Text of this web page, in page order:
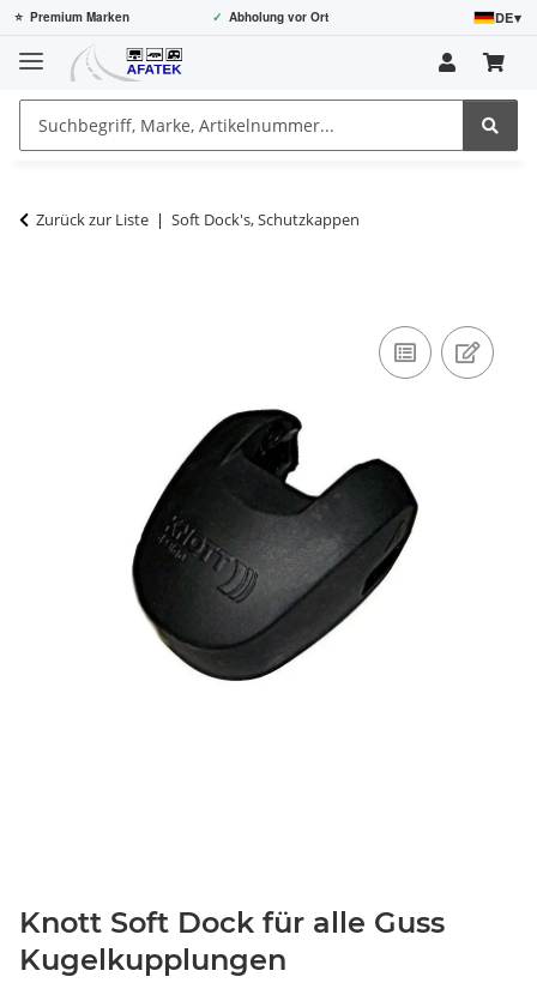
⭐ Premium Marken ✓ Abholung vor Ort DE▾
Zurück zur Liste Soft Dock's, Schutzkappen
Knott Soft Dock für alle Guss
Kugelkupplungen